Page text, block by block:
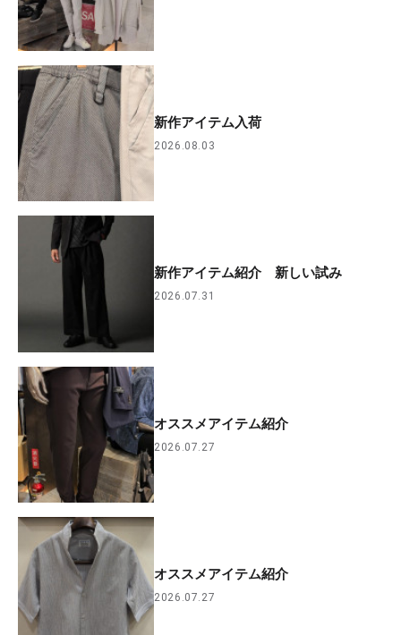
新作アイテム入荷
2026.08.03
新作アイテム紹介 新しい試み
2026.07.31
オススメアイテム紹介
2026.07.27
オススメアイテム紹介
2026.07.27